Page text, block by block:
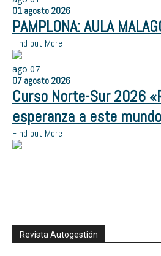
01 agosto 2026
PAMPLONA: AULA
Find out More
ago 07
07 agosto 2026
Curso Norte-Sur 2026
esperanza a este
Find out More
Revista Autogestión